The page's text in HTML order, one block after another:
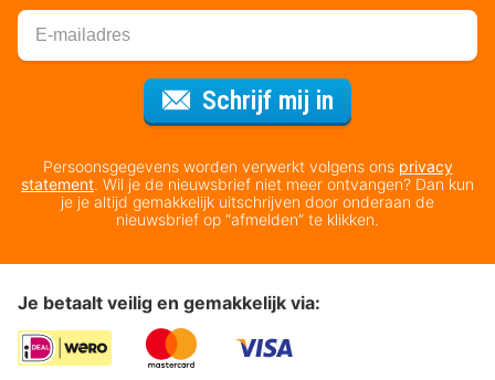
Schrijf mij in
Persoonsgegevens worden verwerkt volgens ons privacy
statement. Wil je de nieuwsbrief niet meer ontvangen? Dan kun
je je altijd gemakkelijk uitschrijven door onderaan de
nieuwsbrief op “afmelden” te klikken.
Je betaalt veilig en gemakkelijk via: